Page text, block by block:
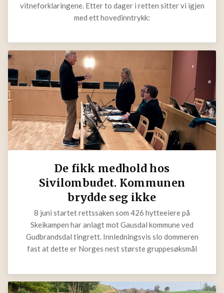
vitneforklaringene. Etter to dager i retten sitter vi igjen
med ett hovedinntrykk:
De fikk medhold hos
Sivilombudet. Kommunen
brydde seg ikke
8 juni startet rettssaken som 426 hytteeiere på
Skeikampen har anlagt mot Gausdal kommune ved
Gudbrandsdal tingrett. Innledningsvis slo dommeren
fast at dette er Norges nest største gruppesøksmål